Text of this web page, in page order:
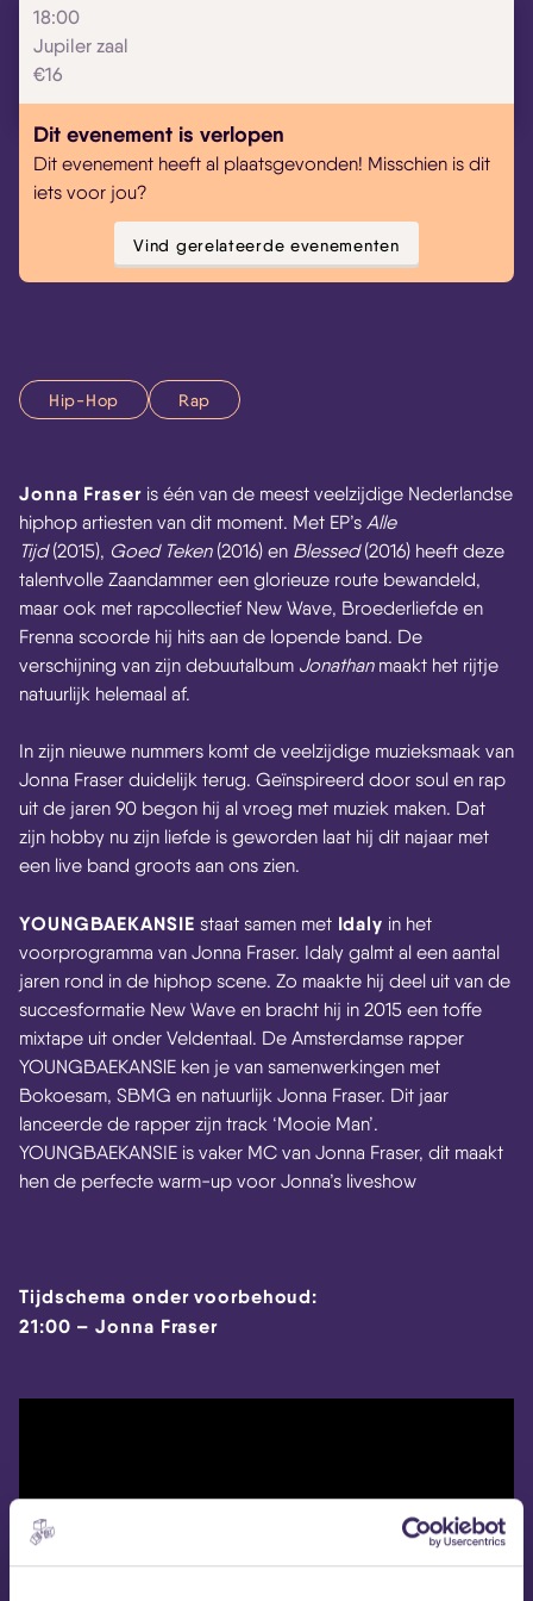
18:00
Jupiler zaal
€16
Dit evenement is verlopen
Dit evenement heeft al plaatsgevonden! Misschien is dit
iets voor jou?
Vind gerelateerde evenementen
Hip-Hop Rap
Jonna Fraseris één van de meest veelzijdige Nederlandse
hiphop artiesten van dit moment. Met EP’s Alle
Tijd(2015), Goed Teken (2016) en Blessed(2016) heeft deze
talentvolle Zaandammer een glorieuze route bewandeld,
maar ook met rapcollectief New Wave, Broederliefde en
Frenna scoorde hij hits aan de lopende band. De
verschijning van zijn debuutalbum Jonathan maakt het rijtje
natuurlijk helemaal af.
In zijn nieuwe nummers komt de veelzijdige muzieksmaak van
Jonna Fraser duidelijk terug. Geïnspireerd door soul en rap
uit de jaren 90 begon hij al vroeg met muziek maken. Dat
zijn hobby nu zijn liefde is geworden laat hij dit najaar met
een live band groots aan ons zien.
YOUNGBAEKANSIE staat samen metIdaly in het
voorprogramma van Jonna Fraser. Idaly galmt al een aantal
jaren rond in de hiphop scene. Zo maakte hij deel uit van de
succesformatie New Wave en bracht hij in 2015 een toffe
mixtape uit onder Veldentaal. De Amsterdamse rapper
YOUNGBAEKANSlE ken je van samenwerkingen met
Bokoesam, SBMG en natuurlijk Jonna Fraser. Dit jaar
lanceerde de rapper zijn track ‘Mooie Man’.
YOUNGBAEKANSIE is vaker MC van Jonna Fraser, dit maakt
hen de perfecte warm-up voor Jonna’s liveshow
Tijdschema onder voorbehoud:
21:00 – Jonna Fraser